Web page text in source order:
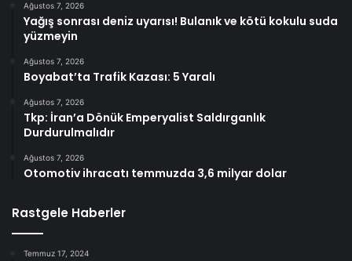
Ağustos 7, 2026
Yağış sonrası deniz uyarısı! Bulanık ve kötü kokulu suda
yüzmeyin
Ağustos 7, 2026
Boyabat’ta Trafik Kazası: 5 Yaralı
Ağustos 7, 2026
Tkp: İran’a Dönük Emperyalist Saldırganlık
Durdurulmalıdır
Ağustos 7, 2026
Otomotiv ihracatı temmuzda 3,6 milyar dolar
Rastgele Haberler
Temmuz 17, 2024